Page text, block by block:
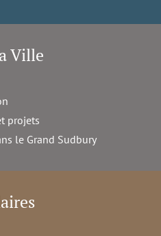
Ville
projets
le Grand Sudbury